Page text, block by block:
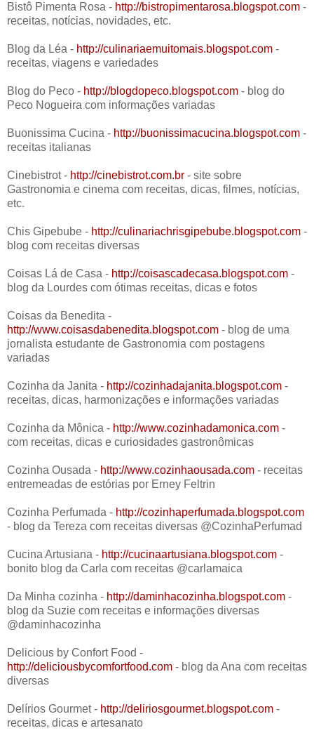
Bistô Pimenta Rosa - http://bistropimentarosa.blogspot.com -
receitas, notícias, novidades, etc.
Blog da Léa - http://culinariaemuitomais.blogspot.com -
receitas, viagens e variedades
Blog do Peco - http://blogdopeco.blogspot.com - blog do
Peco Nogueira com informações variadas
Buonissima Cucina - http://buonissimacucina.blogspot.com -
receitas italianas
Cinebistrot - http://cinebistrot.com.br - site sobre
Gastronomia e cinema com receitas, dicas, filmes, notícias,
etc.
Chis Gipebube - http://culinariachrisgipebube.blogspot.com -
blog com receitas diversas
Coisas Lá de Casa - http://coisascadecasa.blogspot.com -
blog da Lourdes com ótimas receitas, dicas e fotos
Coisas da Benedita -
http://www.coisasdabenedita.blogspot.com - blog de uma
jornalista estudante de Gastronomia com postagens
variadas
Cozinha da Janita - http://cozinhadajanita.blogspot.com -
receitas, dicas, harmonizações e informações variadas
Cozinha da Mônica - http://www.cozinhadamonica.com -
com receitas, dicas e curiosidades gastronômicas
Cozinha Ousada - http://www.cozinhaousada.com - receitas
entremeadas de estórias por Erney Feltrin
Cozinha Perfumada - http://cozinhaperfumada.blogspot.com
- blog da Tereza com receitas diversas @CozinhaPerfumad
Cucina Artusiana - http://cucinaartusiana.blogspot.com -
bonito blog da Carla com receitas @carlamaica
Da Minha cozinha - http://daminhacozinha.blogspot.com -
blog da Suzie com receitas e informações diversas
@daminhacozinha
Delicious by Confort Food -
http://deliciousbycomfortfood.com - blog da Ana com receitas
diversas
Delírios Gourmet - http://deliriosgourmet.blogspot.com -
receitas, dicas e artesanato